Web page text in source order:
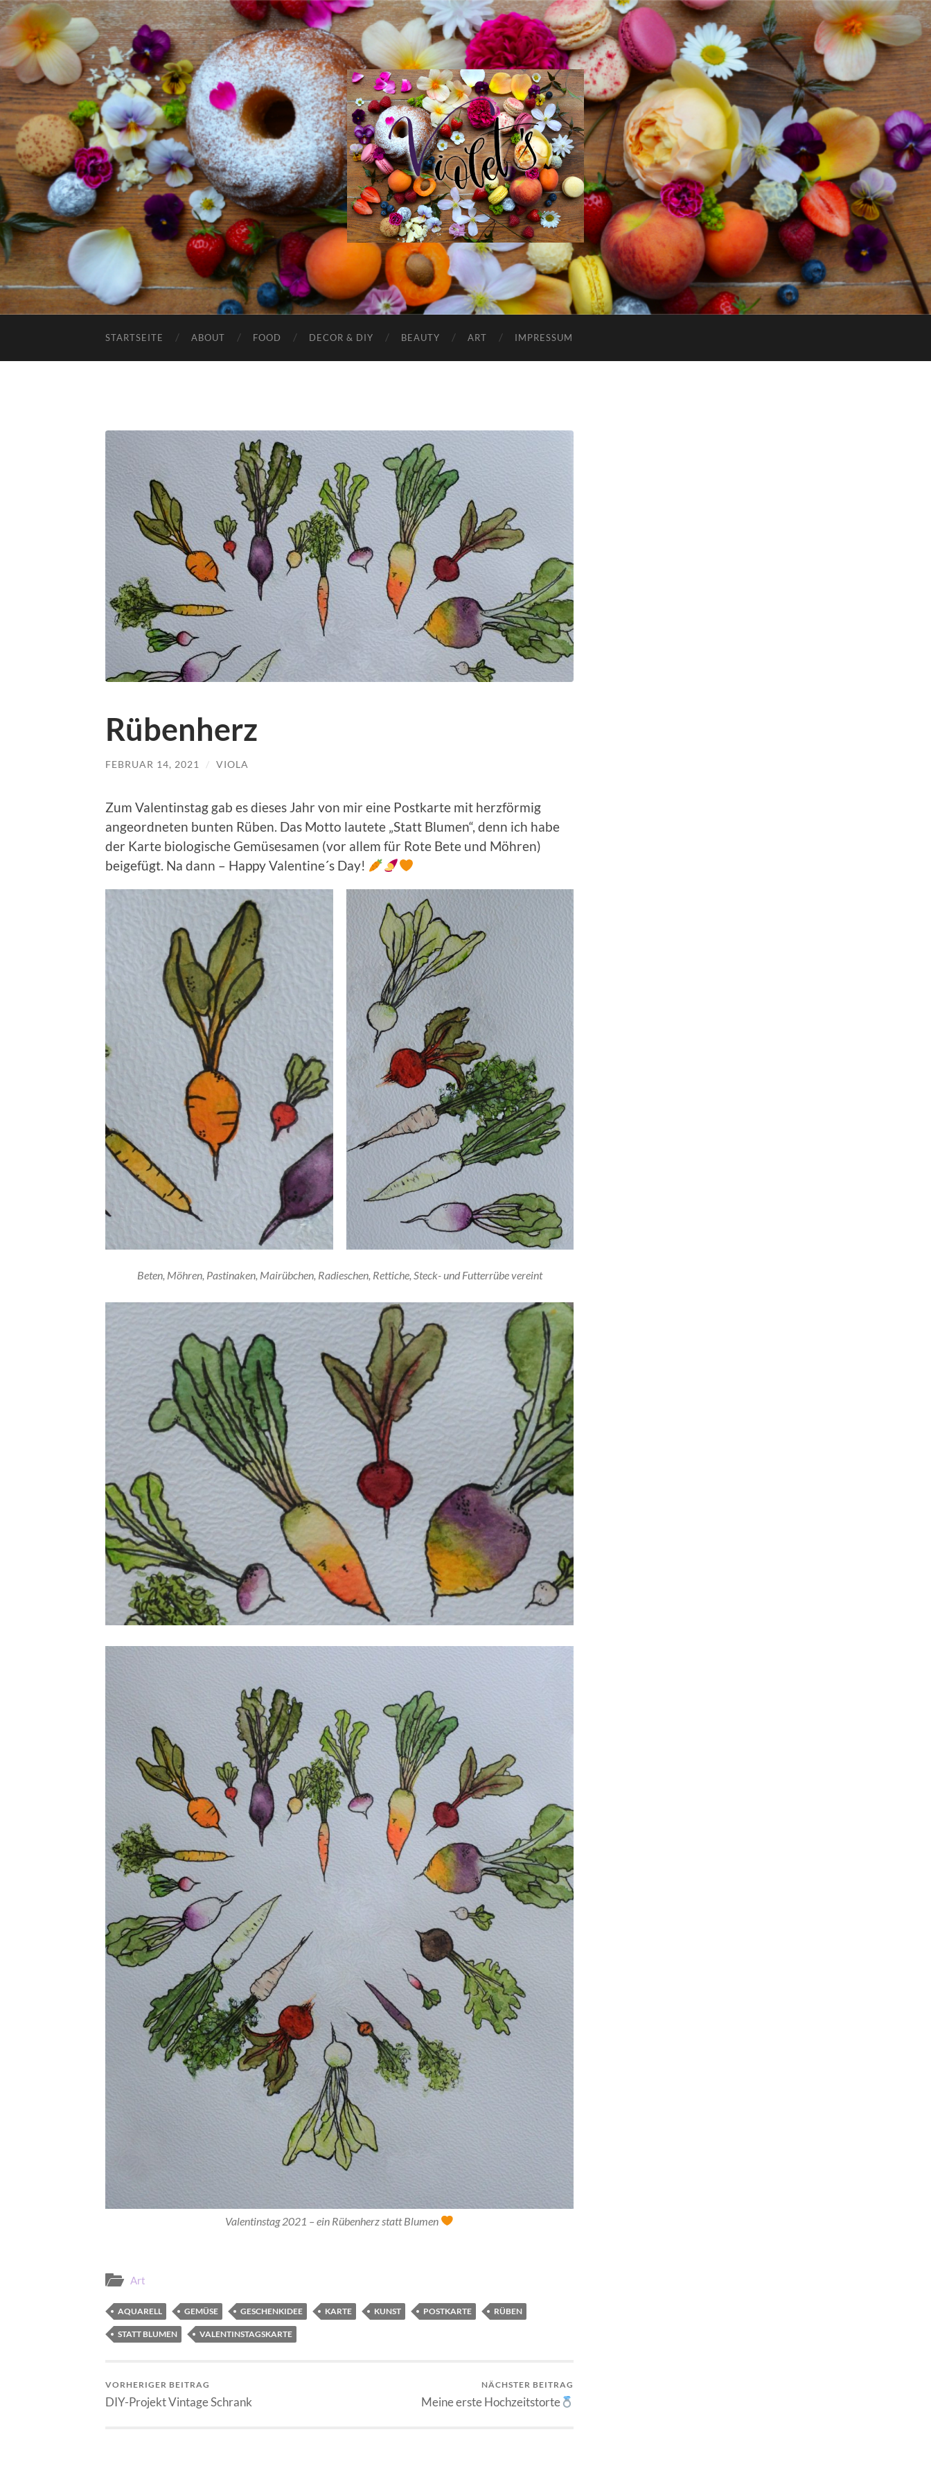
Violet
STARTSEITE ABOUT FOOD DECOR & DIY BEAUTY ART IMPRESSUM
Rübenherz
FEBRUAR 14, 2021 / VIOLA
Zum Valentinstag gab es dieses Jahr von mir eine Postkarte mit herzförmig
angeordneten bunten Rüben. Das Motto lautete „Statt Blumen“, denn ich habe
der Karte biologische Gemüsesamen (vor allem für Rote Bete und Möhren)
beigefügt. Na dann – Happy Valentine´s Day!
Beten, Möhren, Pastinaken, Mairübchen, Radieschen, Rettiche, Steck- und Futterrübe vereint
Valentinstag 2021 – ein Rübenherz statt Blumen
Art
AQUARELL GEMÜSE GESCHENKIDEE KARTE KUNST POSTKARTE RÜBEN
STATT BLUMEN VALENTINSTAGSKARTE
VORHERIGER BEITRAG
DIY-Projekt Vintage Schrank
NÄCHSTER BEITRAG
Meine erste Hochzeitstorte